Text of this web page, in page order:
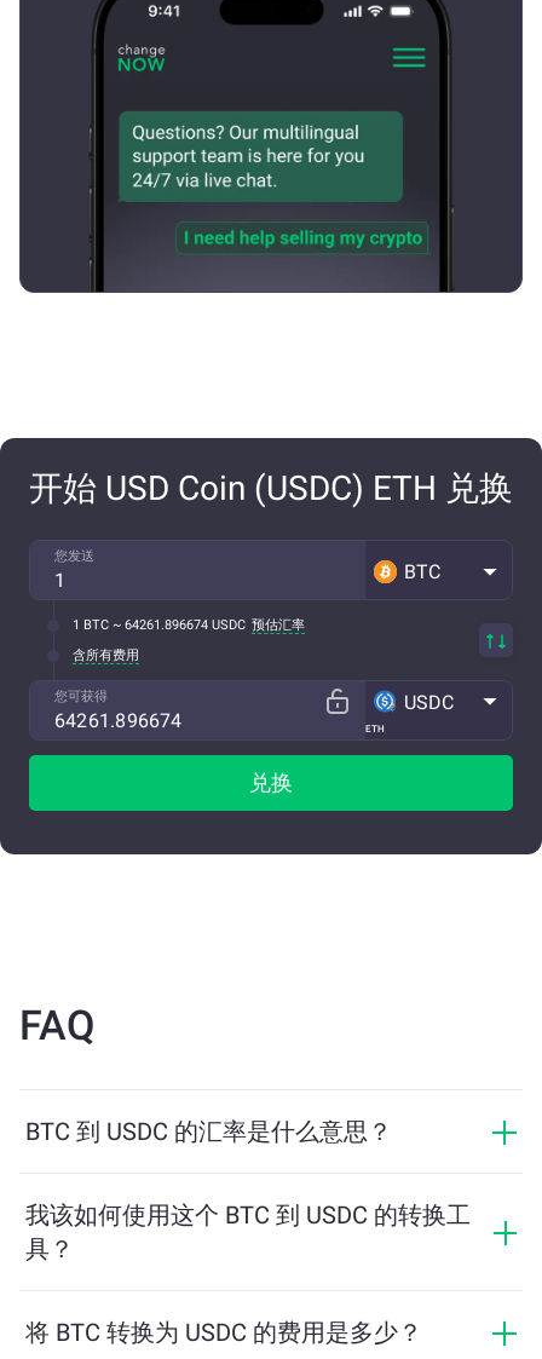
开始 USD Coin (USDC) ETH 兑换
您发送
BTC
1 BTC ~ 64261.896674 USDC 预估汇率
含所有费用
您可获得
ETH
USDC
兑换
FAQ
BTC 到 USDC 的汇率是什么意思？
市场行情、供需关系和流动性等因素实时波动。
我该如何使用这个 BTC 到 USDC 的转换工
具？
可获得的 USDC 数量。然后按照提示步骤完成交易即
将 BTC 转换为 USDC 的费用是多少？